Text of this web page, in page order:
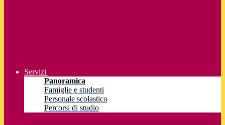
Servizi
Panoramica
Famiglie e studenti
Personale scolastico
Percorsi di studio